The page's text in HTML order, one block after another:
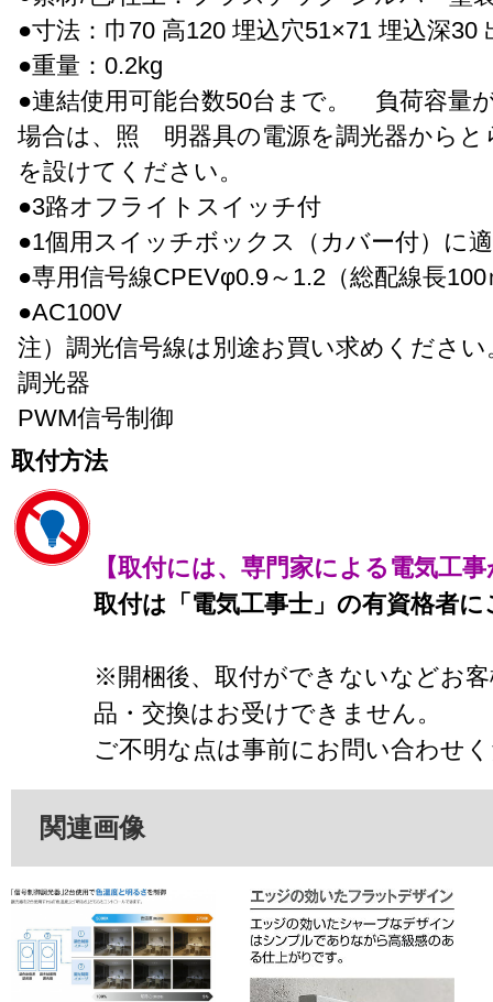
●寸法：巾70 高120 埋込穴51×71 埋込深30
●重量：0.2kg
●連結使用可能台数50台まで。 負荷容量
場合は、照 明器具の電源を調光器から
を設けてください。
●3路オフライトスイッチ付
●1個用スイッチボックス（カバー付）に
●専用信号線CPEVφ0.9～1.2（総配線長
●AC100V
注）調光信号線は別途お買い求めください
調光器
PWM信号制御
取付方法
【取付には、専門家による電気工
取付は「電気工事士」の有資格者
※開梱後、取付ができないなどお
品・交換はお受けできません。
ご不明な点は事前にお問い合わせ
関連画像